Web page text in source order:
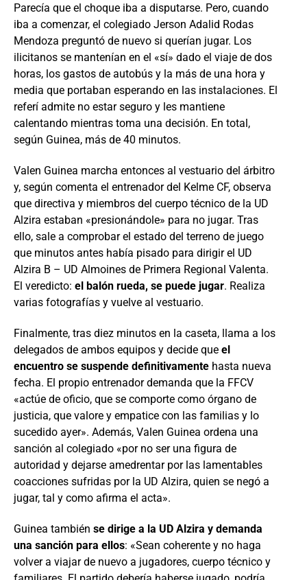
Parecía que el choque iba a disputarse. Pero, cuando
iba a comenzar, el colegiado Jerson Adalid Rodas
Mendoza preguntó de nuevo si querían jugar. Los
ilicitanos se mantenían en el «sí» dado el viaje de dos
horas, los gastos de autobús y la más de una hora y
media que portaban esperando en las instalaciones. El
referí admite no estar seguro y les mantiene
calentando mientras toma una decisión. En total,
según Guinea, más de 40 minutos.
Valen Guinea marcha entonces al vestuario del árbitro
y, según comenta el entrenador del Kelme CF, observa
que directiva y miembros del cuerpo técnico de la UD
Alzira estaban «presionándole» para no jugar. Tras
ello, sale a comprobar el estado del terreno de juego
que minutos antes había pisado para dirigir el UD
Alzira B – UD Almoines de Primera Regional Valenta.
El veredicto: el balón rueda, se puede jugar. Realiza
varias fotografías y vuelve al vestuario.
Finalmente, tras diez minutos en la caseta, llama a los
delegados de ambos equipos y decide que el
encuentro se suspende definitivamente hasta nueva
fecha. El propio entrenador demanda que la FFCV
«actúe de oficio, que se comporte como órgano de
justicia, que valore y empatice con las familias y lo
sucedido ayer». Además, Valen Guinea ordena una
sanción al colegiado «por no ser una figura de
autoridad y dejarse amedrentar por las lamentables
coacciones sufridas por la UD Alzira, quien se negó a
jugar, tal y como afirma el acta».
Guinea también se dirige a la UD Alzira y demanda
una sanción para ellos: «Sean coherente y no haga
volver a viajar de nuevo a jugadores, cuerpo técnico y